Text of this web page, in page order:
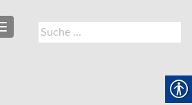
Suche
nach:
NAVIGATION